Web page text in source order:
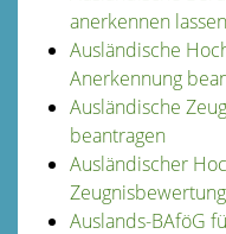
anerkennen lassen
Ausländische
Anerkennung
Ausländische
beantragen
Ausländischer
Auslands-BAföG